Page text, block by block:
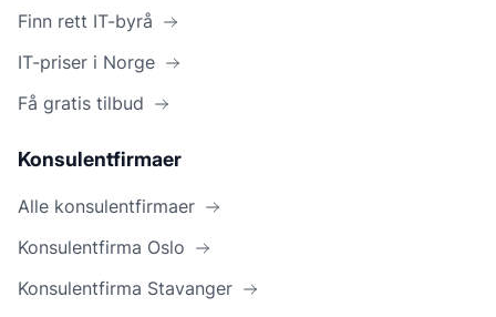
Finn rett IT-byrå
IT-priser i Norge
Få gratis tilbud
Konsulentfirmaer
Alle konsulentfirmaer
Konsulentfirma Oslo
Konsulentfirma Stavanger